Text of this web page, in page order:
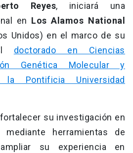
Reyes, iniciará una
en Los Alamos National
Unidos) en el marco de su
doctorado en Ciencias
Genética Molecular y
la Pontificia Universidad
su investigación en
mediante herramientas de
su experiencia en